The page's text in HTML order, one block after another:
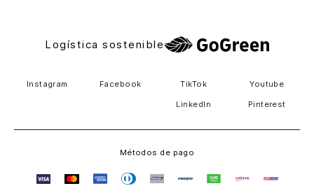
Logística sostenible
Instagram Facebook TikTok Youtube
LinkedIn Pinterest
Métodos de pago